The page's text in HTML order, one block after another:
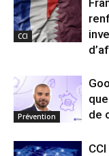
CCI
Prévention
de